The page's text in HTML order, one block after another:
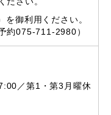
を御利用ください。
約075-711-2980）
／第1・第3月曜休